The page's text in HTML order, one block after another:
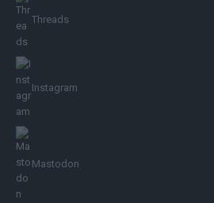
Threads
Instagram
Mastodon